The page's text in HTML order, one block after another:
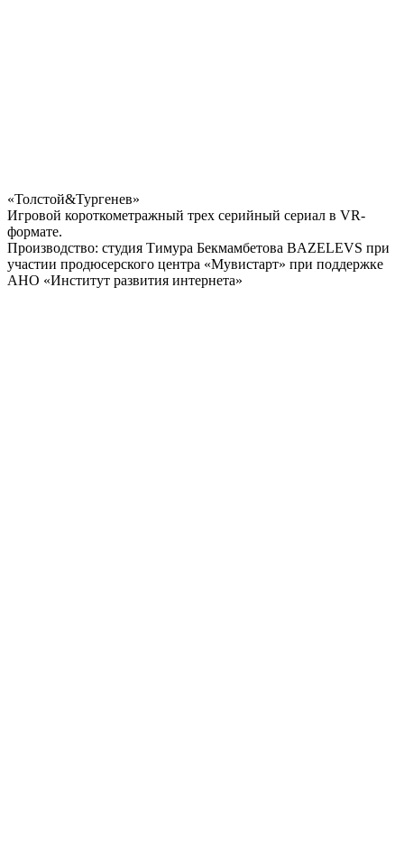
«Толстой&Тургенев»
Игровой короткометражный трех серийный сериал в VR-
формате.
Производство: студия Тимура Бекмамбетова BAZELEVS при
участии продюсерского центра «Мувистарт» при поддержке
АНО «Институт развития интернета»